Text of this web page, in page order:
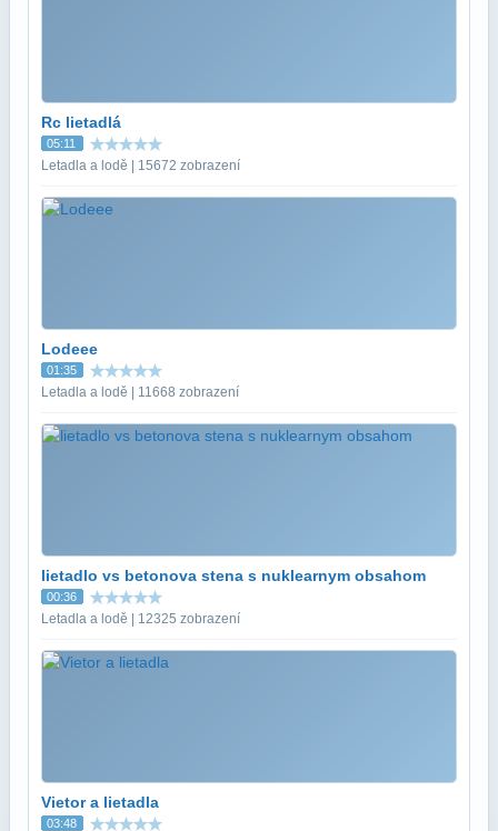
Rc lietadlá
05:11
Letadla a lodě | 15672 zobrazení
Lodeee
01:35
Letadla a lodě | 11668 zobrazení
lietadlo vs betonova stena s nuklearnym obsahom
00:36
Letadla a lodě | 12325 zobrazení
Vietor a lietadla
03:48